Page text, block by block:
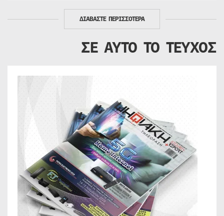
ΔΙΑΒΑΣΤΕ ΠΕΡΙΣΣΟΤΕΡΑ
ΣΕ ΑΥΤΟ ΤΟ ΤΕΥΧΟΣ